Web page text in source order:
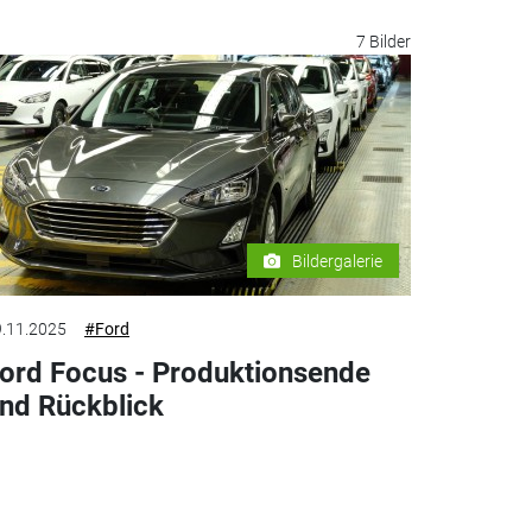
7 Bilder
Bildergalerie
#Ford
Focus - Produktionsende
Rückblick